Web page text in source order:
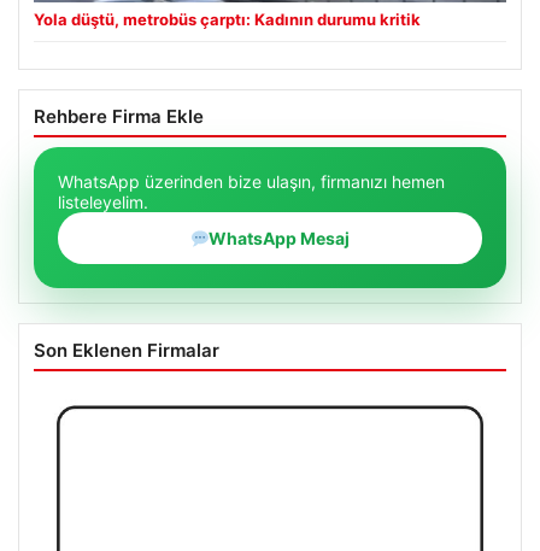
Yola düştü, metrobüs çarptı: Kadının durumu kritik
Rehbere Firma Ekle
WhatsApp üzerinden bize ulaşın, firmanızı hemen
listeleyelim.
WhatsApp Mesaj
Son Eklenen Firmalar